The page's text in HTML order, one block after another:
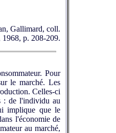
Gallimard, coll.
p. 208-209.
Pour
le marché. Les
Celles-ci
: de l'individu au
implique que le
l'économie de
au marché,